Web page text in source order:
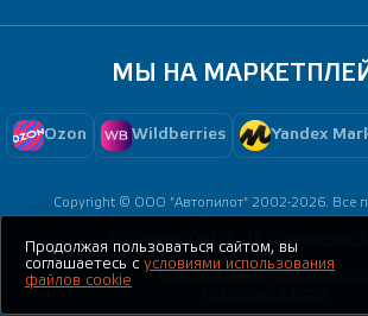
МЫ НА
Ozon Wildberries Yandex
Copyright © ООО "Автопилот" 2002-2026. Все
Создание сайта -
Политика конфиденциальности
Продолжая пользоваться сайтом, вы
соглашаетесь с условиями использования
файлов cookie